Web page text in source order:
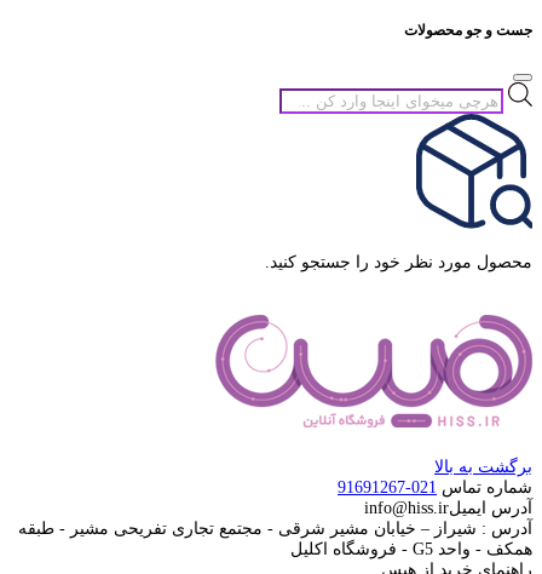
جست و جو محصولات
جستجوی
محصولات
محصول مورد نظر خود را جستجو کنید.
برگشت به بالا
شماره تماس 021-91691267
آدرس ایمیلinfo@hiss.ir
آدرس : شیراز – خیابان مشیر شرقی - مجتمع تجاری تفریحی مشیر - طبقه
همکف - واحد G5 - فروشگاه اکلیل
راهنمای خرید از هیس